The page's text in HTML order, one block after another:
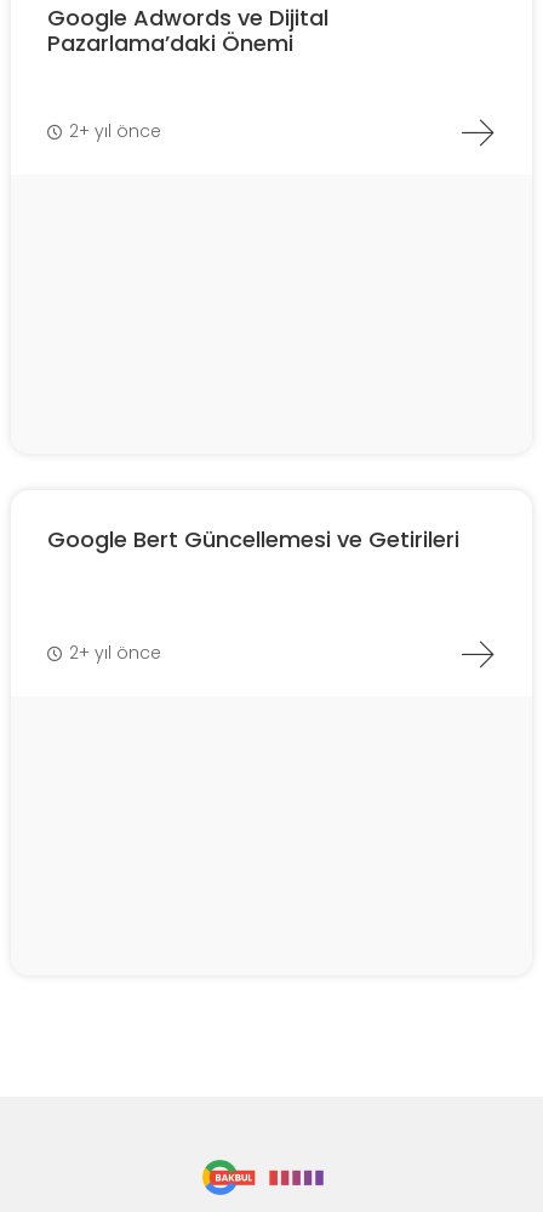
Google Adwords ve Dijital
Pazarlama’daki Önemi
2+ yıl önce
Google Bert Güncellemesi ve Getirileri
2+ yıl önce